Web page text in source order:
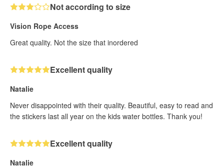
Not according to size
Vision Rope Access
Great quality. Not the size that inordered
Excellent quality
Natalie
Never disappointed with their quality. Beautiful, easy to read and
the stickers last all year on the kids water bottles. Thank you!
Excellent quality
Natalie